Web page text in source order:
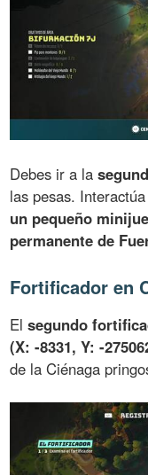
Debes ir a la
las pesas.
un pequeño
permanente de
Fortificador en
Elsegundo
(X: -8331, Y: -
de la Ciénaga